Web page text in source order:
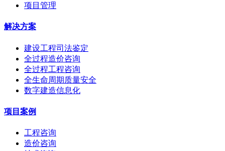
项目管理
解决方案
建设工程司法鉴定
全过程造价咨询
全过程工程咨询
全生命周期质量安全
数字建造信息化
项目案例
工程咨询
造价咨询